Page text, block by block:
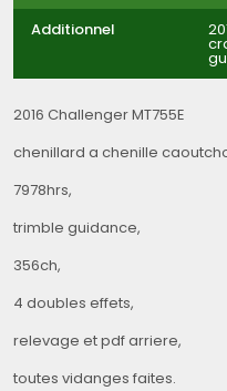
Additionnel
2016 Challenger MT755E
chenillard a chenille
7978hrs,
trimble guidance,
356ch,
4 doubles effets,
relevage et pdf arriere,
toutes vidanges faites.